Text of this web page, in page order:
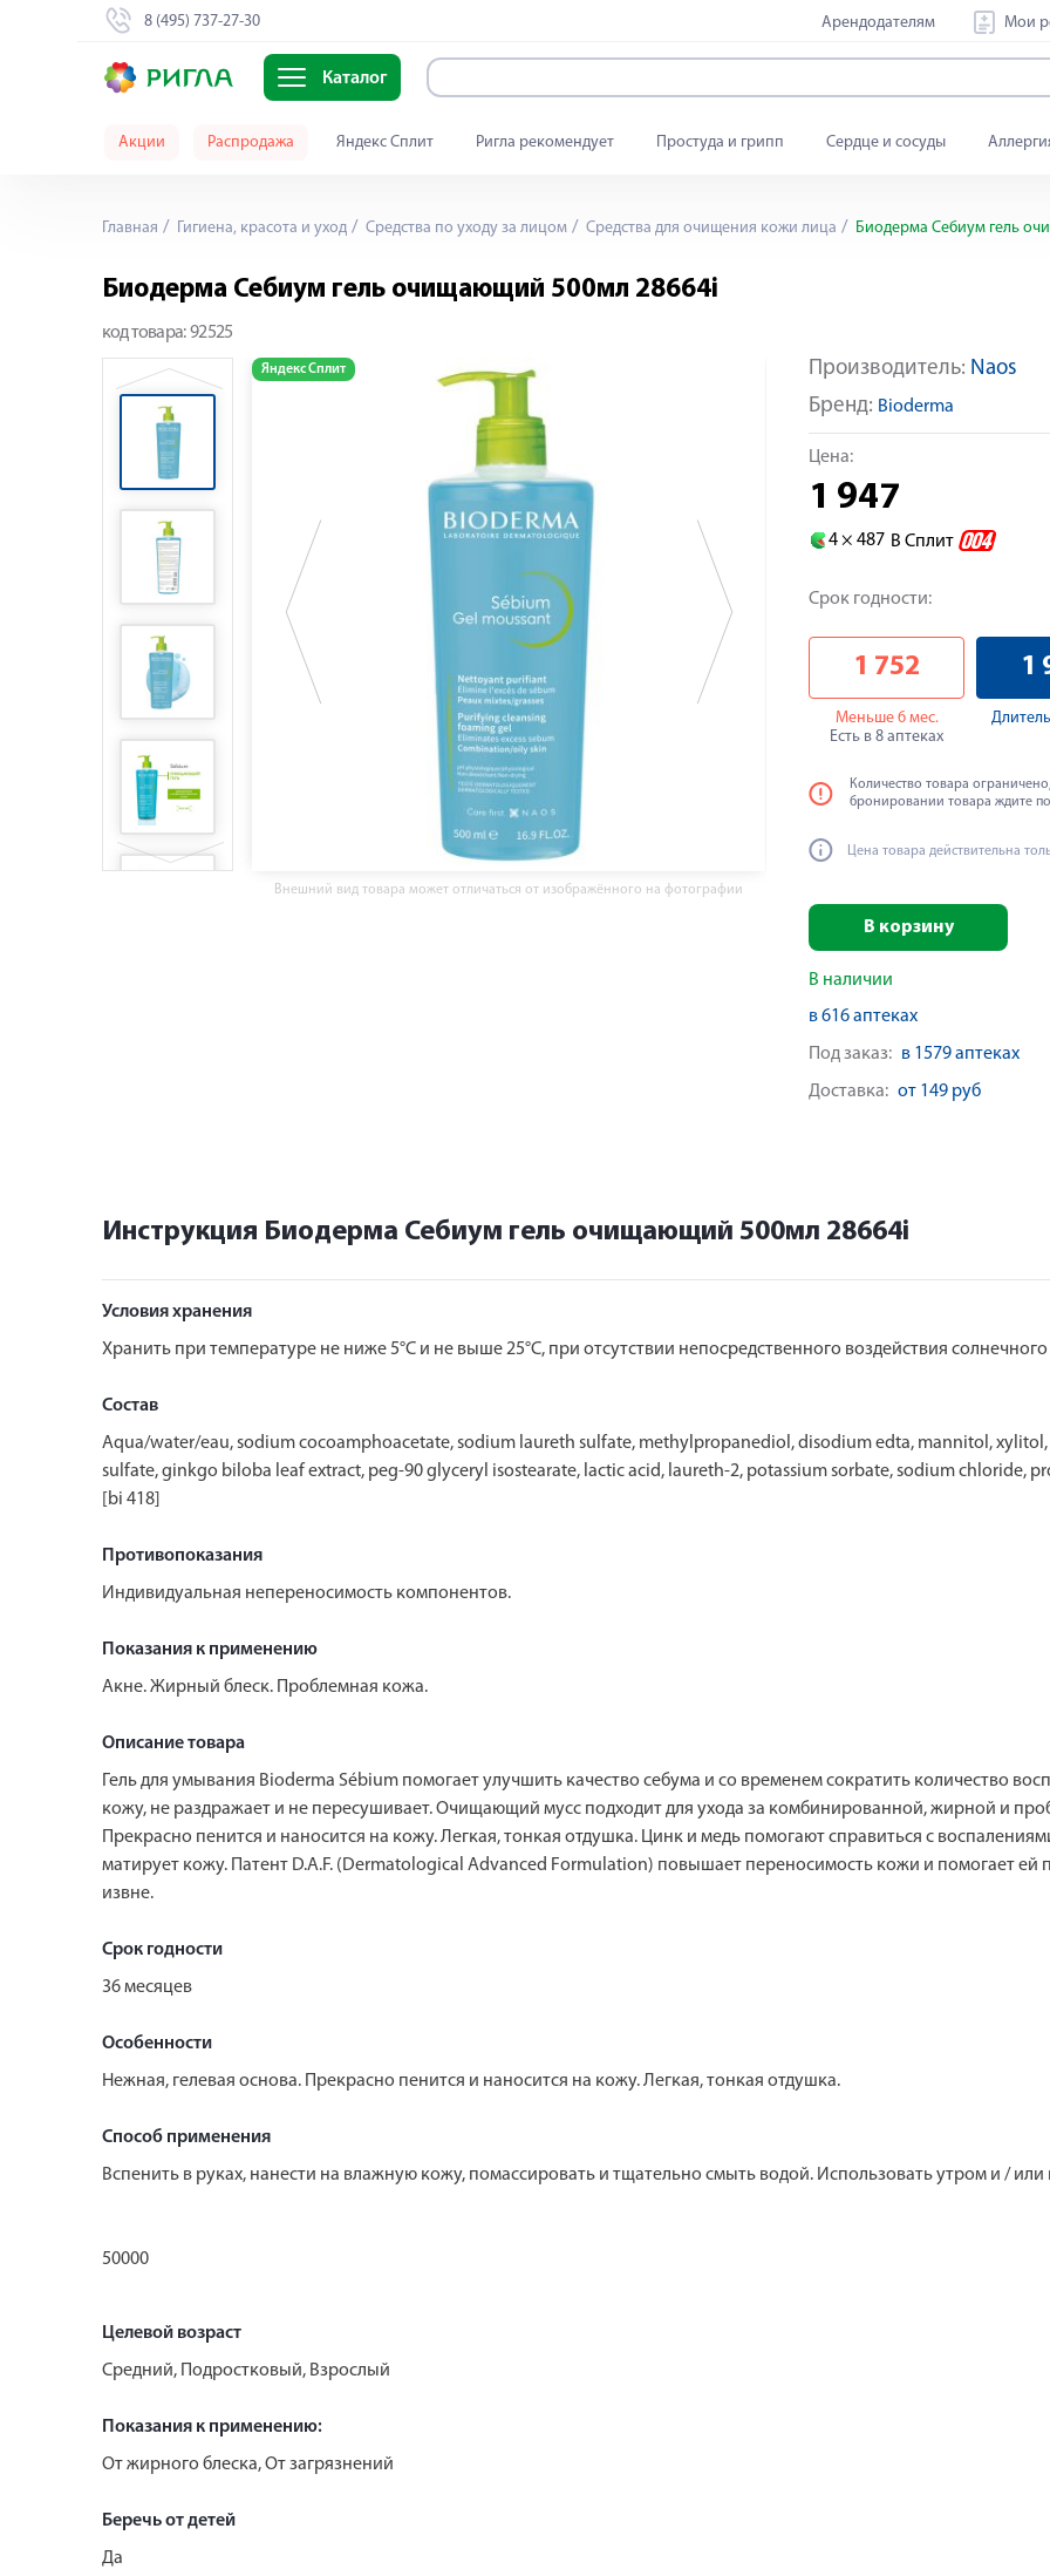
8 (495) 737-27-30 Арендодателям Мои
Каталог
Акции Распродажа Яндекс Сплит Ригла рекомендует Простуда и грипп Сердце и сосуды
Главная Гигиена, красота и уход Средства по уходу за лицом Средства для очищения кожи лица Биодерма Себиум гель
Биодерма Себиум гель очищающий 500мл 28664i
код товара: 92525
Яндекс Сплит Яндекс Сплит
Внешний вид товара может отличаться от изображённого на фотографии
Производитель: Naos
Бренд: Bioderma
Цена:
1 947
4 × 487 В Сплит
Срок годности:
1 752
Меньше 6 мес.
Есть в 8 аптеках
1
Количество товара
бронировании товара ждите
Цена товара действительна
В корзину
В наличии
в 616 аптеках
Под заказ: в 1579 аптеках
Доставка: от 149 руб
Инструкция Биодерма Себиум гель очищающий 500мл 28664i
Условия хранения
Хранить при температуре не ниже 5°С и не выше 25°С, при отсутствии непосредственного воздействия солнечного
Состав
Aqua/water/eau, sodium cocoamphoacetate, sodium laureth sulfate, methylpropanediol, disodium edta, mannitol,
sulfate, ginkgo biloba leaf extract, peg-90 glyceryl isostearate, lactic acid, laureth-2, potassium sorbate, sodium chloride,
[bi 418]
Противопоказания
Индивидуальная непереносимость компонентов.
Показания к применению
Акне. Жирный блеск. Проблемная кожа.
Описание товара
Гель для умывания Bioderma Sébium помогает улучшить качество себума и со временем сократить количество
кожу, не раздражает и не пересушивает. Очищающий мусс подходит для ухода за комбинированной, жирной и
Прекрасно пенится и наносится на кожу. Легкая, тонкая отдушка. Цинк и медь помогают справиться с
матирует кожу. Патент D.A.F. (Dermatological Advanced Formulation) повышает переносимость кожи и помогает ей
извне.
Срок годности
36 месяцев
Особенности
Нежная, гелевая основа. Прекрасно пенится и наносится на кожу. Легкая, тонкая отдушка.
Способ применения
Вспенить в руках, нанести на влажную кожу, помассировать и тщательно смыть водой. Использовать утром и / или
50000
Целевой возраст
Средний, Подростковый, Взрослый
Показания к применению:
От жирного блеска, От загрязнений
Беречь от детей
Да